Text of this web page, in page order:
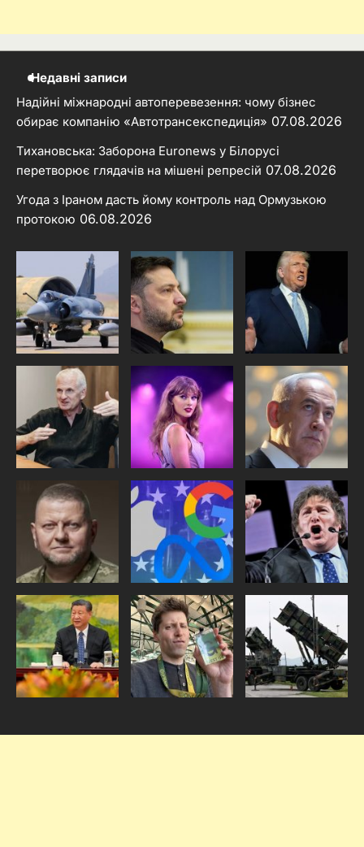
Недавні записи
Надійні міжнародні автоперевезення: чому бізнес
обирає компанію «Автотрансекспедиція» 07.08.2026
Тихановська: Заборона Euronews у Білорусі
перетворює глядачів на мішені репресій 07.08.2026
Угода з Іраном дасть йому контроль над Ормузькою
протокою 06.08.2026